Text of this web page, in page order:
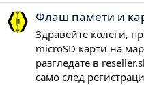
Флаш памети и
Здравейте колеги,
microSD карти на
разгледате в
само след